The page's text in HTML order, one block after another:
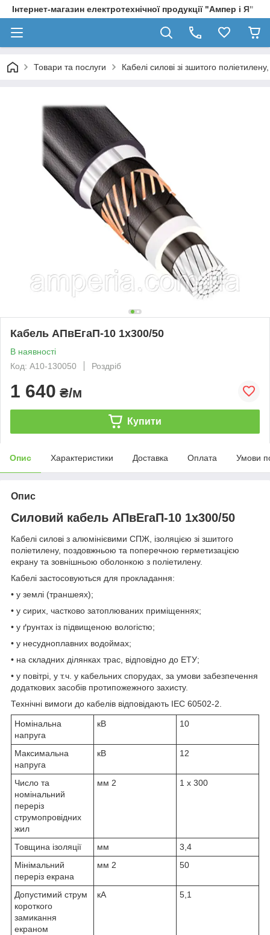
Інтернет-магазин електротехнічної продукції "Ампер і Я"
Товари та послуги Кабелі силові зі зшитого
Кабель АПвЕгаП-10 1х300/50
В наявності
Код: А10-130050
Роздріб
1 640 ₴/м
Купити
Опис Характеристики Доставка Оплата Умови
Опис
Силовий кабель АПвЕгаП-10 1х300/50
Кабелі силові з алюмінієвими СПЖ, ізоляцією зі зшитого
поліетилену, поздовжньою та поперечною герметизацією
екрану та зовнішньою оболонкою з поліетилену.
Кабелі застосовуються для прокладання:
• у землі (траншеях);
• у сирих, частково затоплюваних приміщеннях;
• у ґрунтах із підвищеною вологістю;
• у несудноплавних водоймах;
• на складних ділянках трас, відповідно до ЕТУ;
• у повітрі, у т.ч. у кабельних спорудах, за умови забезпечення
додаткових засобів протипожежного захисту.
Технічні вимоги до кабелів відповідають IEC 60502-2.
Номінальна
напруга
кВ 10
Максимальна
напруга
кВ 12
Число та
номінальний
переріз
струмопровідних
жил
мм 2 1 x 300
Товщина ізоляції мм
3,4
Мінімальний
переріз екрана
мм 2 50
Допустимий струм
короткого
замикання
екраном
кА 5,1